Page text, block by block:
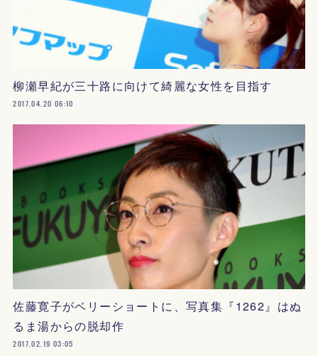
柳瀬早紀が三十路に向けて綺麗な女性を目指す
2017.04.20 06:10
佐藤寛子がベリーショートに、写真集『1262』はぬ
るま湯からの脱却作
2017.02.19 03:05